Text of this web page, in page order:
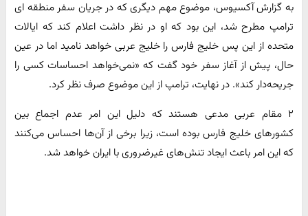
به گزارش آکسیوس، موضوع مهم دیگری که در جریان سفر منطقه ای
ترامپ مطرح شد، این بود که او در نظر داشت اعلام کند که ایالات
متحده از این پس خلیج فارس را خلیج عربی خواهد نامید اما در عین
حال، پیش از آغاز سفر خود گفت که «نمی‌خواهد احساسات کسی را
جریحه‌دار کند». در نهایت، ترامپ از این موضوع صرف نظر کرد.
۲ مقام عربی مدعی هستند که دلیل این امر عدم اجماع بین
کشورهای خلیج فارس بوده است، زیرا برخی از آن‌ها احساس می‌کنند
که این امر باعث ایجاد تنش‌های غیرضروری با ایران خواهد شد.